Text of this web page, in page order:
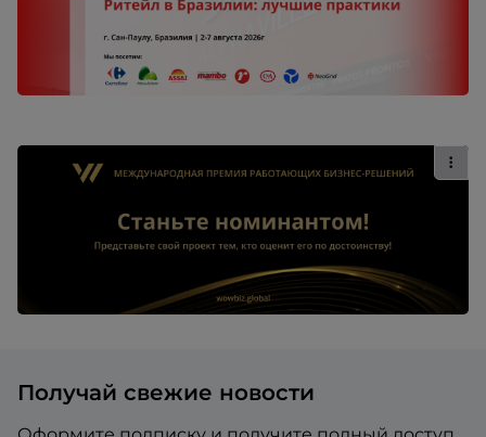
Получай свежие новости